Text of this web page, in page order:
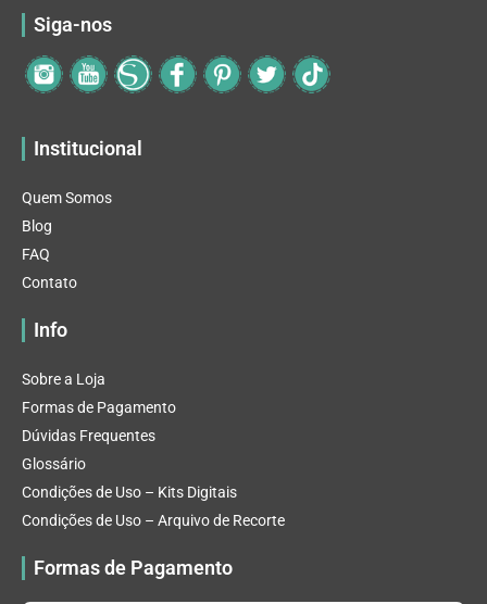
Siga-nos
Institucional
Quem Somos
Blog
FAQ
Contato
Info
Sobre a Loja
Formas de Pagamento
Dúvidas Frequentes
Glossário
Condições de Uso – Kits Digitais
Condições de Uso – Arquivo de Recorte
Formas de Pagamento